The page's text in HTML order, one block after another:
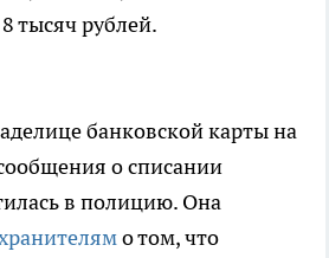
тысяч рублей.
банковской карты на
о списании
в полицию. Она
о том, что